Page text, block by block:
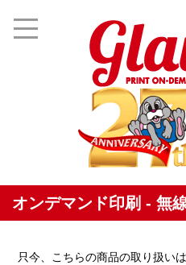
オンデマンド印刷 - 無
只今、こちらの商品の取り扱い